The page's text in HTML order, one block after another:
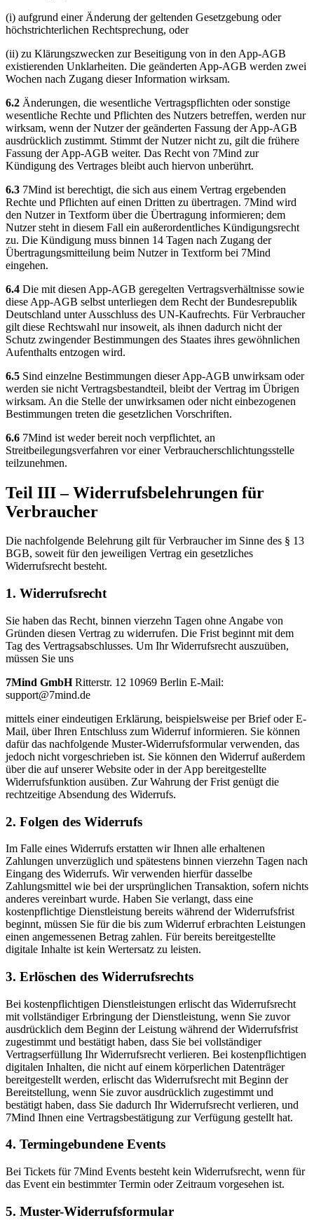
(i) aufgrund einer Änderung der geltenden Gesetzgebung oder
höchstrichterlichen Rechtsprechung, oder
(ii) zu Klärungszwecken zur Beseitigung von in den App-AGB
existierenden Unklarheiten. Die geänderten App-AGB werden zwei
Wochen nach Zugang dieser Information wirksam.
6.2 Änderungen, die wesentliche Vertragspflichten oder sonstige
wesentliche Rechte und Pflichten des Nutzers betreffen, werden nur
wirksam, wenn der Nutzer der geänderten Fassung der App-AGB
ausdrücklich zustimmt. Stimmt der Nutzer nicht zu, gilt die frühere
Fassung der App-AGB weiter. Das Recht von 7Mind zur
Kündigung des Vertrages bleibt auch hiervon unberührt.
6.3 7Mind ist berechtigt, die sich aus einem Vertrag ergebenden
Rechte und Pflichten auf einen Dritten zu übertragen. 7Mind wird
den Nutzer in Textform über die Übertragung informieren; dem
Nutzer steht in diesem Fall ein außerordentliches Kündigungsrecht
zu. Die Kündigung muss binnen 14 Tagen nach Zugang der
Übertragungsmitteilung beim Nutzer in Textform bei 7Mind
eingehen.
6.4 Die mit diesen App-AGB geregelten Vertragsverhältnisse sowie
diese App-AGB selbst unterliegen dem Recht der Bundesrepublik
Deutschland unter Ausschluss des UN-Kaufrechts. Für Verbraucher
gilt diese Rechtswahl nur insoweit, als ihnen dadurch nicht der
Schutz zwingender Bestimmungen des Staates ihres gewöhnlichen
Aufenthalts entzogen wird.
6.5 Sind einzelne Bestimmungen dieser App-AGB unwirksam oder
werden sie nicht Vertragsbestandteil, bleibt der Vertrag im Übrigen
wirksam. An die Stelle der unwirksamen oder nicht einbezogenen
Bestimmungen treten die gesetzlichen Vorschriften.
6.6 7Mind ist weder bereit noch verpflichtet, an
Streitbeilegungsverfahren vor einer Verbraucherschlichtungsstelle
teilzunehmen.
Teil III – Widerrufsbelehrungen für
Verbraucher
Die nachfolgende Belehrung gilt für Verbraucher im Sinne des § 13
BGB, soweit für den jeweiligen Vertrag ein gesetzliches
Widerrufsrecht besteht.
1. Widerrufsrecht
Sie haben das Recht, binnen vierzehn Tagen ohne Angabe von
Gründen diesen Vertrag zu widerrufen. Die Frist beginnt mit dem
Tag des Vertragsabschlusses. Um Ihr Widerrufsrecht auszuüben,
müssen Sie uns
7Mind GmbHRitterstr. 12 10969 Berlin E-Mail:
support@7mind.de
mittels einer eindeutigen Erklärung, beispielsweise per Brief oder E-
Mail, über Ihren Entschluss zum Widerruf informieren. Sie können
dafür das nachfolgende Muster-Widerrufsformular verwenden, das
jedoch nicht vorgeschrieben ist. Sie können den Widerruf außerdem
über die auf unserer Website oder in der App bereitgestellte
Widerrufsfunktion ausüben. Zur Wahrung der Frist genügt die
rechtzeitige Absendung des Widerrufs.
2. Folgen des Widerrufs
Im Falle eines Widerrufs erstatten wir Ihnen alle erhaltenen
Zahlungen unverzüglich und spätestens binnen vierzehn Tagen nach
Eingang des Widerrufs. Wir verwenden hierfür dasselbe
Zahlungsmittel wie bei der ursprünglichen Transaktion, sofern nichts
anderes vereinbart wurde. Haben Sie verlangt, dass eine
kostenpflichtige Dienstleistung bereits während der Widerrufsfrist
beginnt, müssen Sie für die bis zum Widerruf erbrachten Leistungen
einen angemessenen Betrag zahlen. Für bereits bereitgestellte
digitale Inhalte ist kein Wertersatz zu leisten.
3. Erlöschen des Widerrufsrechts
Bei kostenpflichtigen Dienstleistungen erlischt das Widerrufsrecht
mit vollständiger Erbringung der Dienstleistung, wenn Sie zuvor
ausdrücklich dem Beginn der Leistung während der Widerrufsfrist
zugestimmt und bestätigt haben, dass Sie bei vollständiger
Vertragserfüllung Ihr Widerrufsrecht verlieren. Bei kostenpflichtigen
digitalen Inhalten, die nicht auf einem körperlichen Datenträger
bereitgestellt werden, erlischt das Widerrufsrecht mit Beginn der
Bereitstellung, wenn Sie zuvor ausdrücklich zugestimmt und
bestätigt haben, dass Sie dadurch Ihr Widerrufsrecht verlieren, und
7Mind Ihnen eine Vertragsbestätigung zur Verfügung gestellt hat.
4. Termingebundene Events
Bei Tickets für 7Mind Events besteht kein Widerrufsrecht, wenn für
das Event ein bestimmter Termin oder Zeitraum vorgesehen ist.
5. Muster-Widerrufsformular